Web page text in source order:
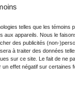
telles que les témoins
aux appareils. Nous le
des publicités (non-
à traiter des données
sur ce site. Le fait de ne
un effet négatif sur certaines
né